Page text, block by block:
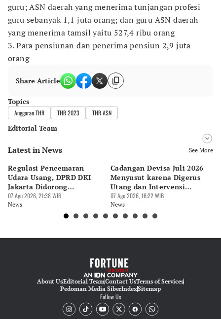
guru; ASN daerah yang menerima tunjangan profesi
guru sebanyak 1,1 juta orang; dan guru ASN daerah
yang menerima tamsil yaitu 527,4 ribu orang
3. Para pensiunan dan penerima pensiun 2,9 juta
orang
Share Article
Topics
Anggaran THR THR 2023 THR ASN
Editorial Team
Editor
Editor
Hendra Friana
Latest in News See More
Regulasi Pencemaran
Udara Usang, DPRD DKI
Jakarta Didorong
Prioritaskan Revisi Perda
07 Agu 2026, 21:38 WIB
News
Cadangan Devisa Juli 2026
Menyusut karena Digerus
Utang dan Intervensi
Rupiah
07 Agu 2026, 16:22 WIB
News
About UsEditorial TeamContact UsTerms of Services
Pedoman Media SiberIndexSitemap
Follow Us